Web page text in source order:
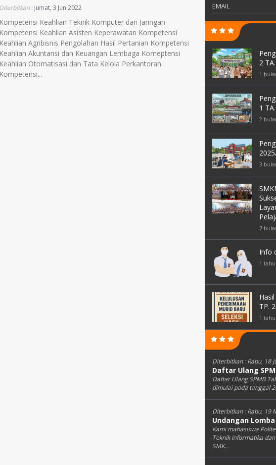
Diterbitkan :Jumat, 3 Jun 2022
Kompetensi Keahlian Teknik Komputer dan Jaringan
Kompetensi Keahlian Asisten Keperawatan Kompetensi
Keahlian Agribisnis Pengolahan Hasil Pertanian Kompetensi
Keahlian Akuntansi dan Keuangan Lembaga Komeptensi
Keahlian Otomatisasi dan Tata Kelola Perkantoran
Kompetensi...
EMAIL
2
1
1
2
3
7
Info
1
TP.
1
Diterbitkan :Rabu, 18
Daftar Ulang
Daftar Ulang SPMB
dimulai pada tanggal
Diterbitkan :Rabu, 19
Undangan
Kami mahasiswa
Teknik Informatika
SMK...